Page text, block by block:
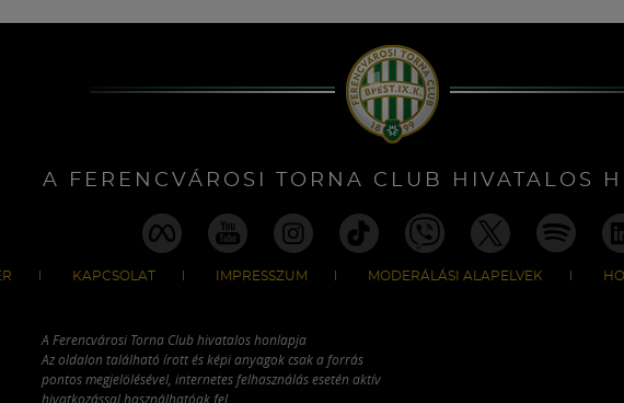
A FERENCVÁROSI TORNA CLUB HIVATALOS
KAPCSOLAT IMPRESSZUM MODERÁLÁSI ALAPELVEK
A Ferencvárosi Torna Club hivatalos honlapja
Az oldalon található írott és képi anyagok csak a forrás
pontos megjelölésével, internetes felhasználás esetén aktív
hivatkozással használhatóak fel.